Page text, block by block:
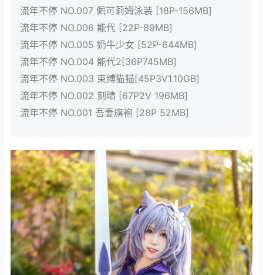
流年不停 NO.007 佩可莉姆泳装 [18P-156MB]
流年不停 NO.006 能代 [22P-89MB]
流年不停 NO.005 奶牛少女 [52P-644MB]
流年不停 NO.004 能代2[36P745MB]
流年不停 NO.003 束缚猫猫[45P3V1.10GB]
流年不停 NO.002 刻晴 [67P2V 196MB]
流年不停 NO.001 吾妻旗袍 [28P 52MB]